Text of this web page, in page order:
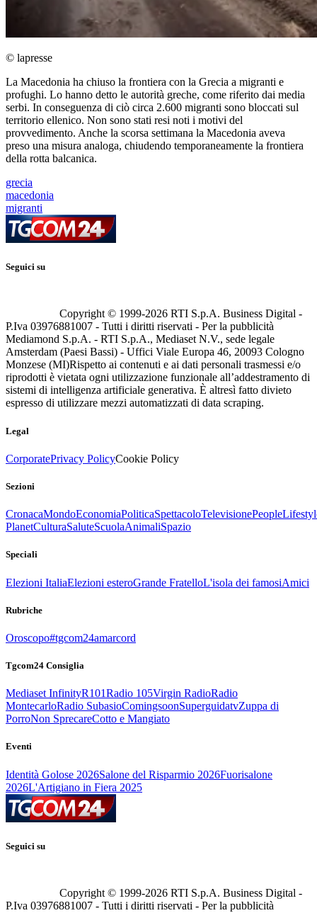
© lapresse
La Macedonia ha chiuso la frontiera con la Grecia a migranti e
profughi. Lo hanno detto le autorità greche, come riferito dai media
serbi. In conseguenza di ciò circa 2.600 migranti sono bloccati sul
territorio ellenico. Non sono stati resi noti i motivi del
provvedimento. Anche la scorsa settimana la Macedonia aveva
preso una misura analoga, chiudendo temporaneamente la frontiera
della rotta balcanica.
grecia
macedonia
migranti
Seguici su
Copyright © 1999-2026 RTI S.p.A. Business Digital -
P.Iva 03976881007 - Tutti i diritti riservati - Per la pubblicità
Mediamond S.p.A. - RTI S.p.A., Mediaset N.V., sede legale
Amsterdam (Paesi Bassi) - Uffici Viale Europa 46, 20093 Cologno
Monzese (MI)Rispetto ai contenuti e ai dati personali trasmessi e/o
riprodotti è vietata ogni utilizzazione funzionale all’addestramento di
sistemi di intelligenza artificiale generativa. È altresì fatto divieto
espresso di utilizzare mezzi automatizzati di data scraping.
Legal
CorporatePrivacy PolicyCookie Policy
Sezioni
CronacaMondoEconomiaPoliticaSpettacoloTelevisionePeople
PlanetCulturaSaluteScuolaAnimaliSpazio
Speciali
Elezioni ItaliaElezioni esteroGrande FratelloL'isola dei famosiAmici
Rubriche
Oroscopo#tgcom24amarcord
Tgcom24 Consiglia
Mediaset InfinityR101Radio 105Virgin RadioRadio
MontecarloRadio SubasioComingsoonSuperguidatvZuppa di
PorroNon SprecareCotto e Mangiato
Eventi
Identità Golose 2026Salone del Risparmio 2026Fuorisalone
2026L'Artigiano in Fiera 2025
Seguici su
Copyright © 1999-2026 RTI S.p.A. Business Digital -
P.Iva 03976881007 - Tutti i diritti riservati - Per la pubblicità